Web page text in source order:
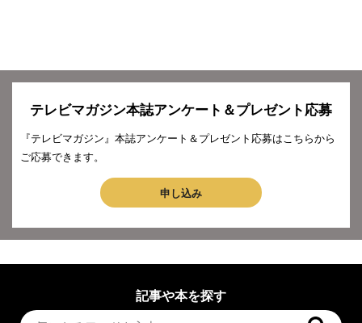
テレビマガジン本誌アンケート＆プレゼント応募
『テレビマガジン』本誌アンケート＆プレゼント応募はこちらから
ご応募できます。
申し込み
記事や本を探す